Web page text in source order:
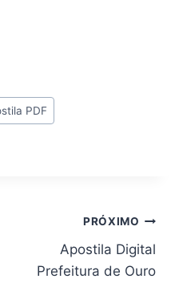
PDF
PRÓXIMO
Apostila Digital
Prefeitura de Ouro